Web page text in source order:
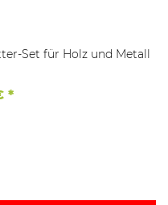
Set für Holz und Metall
*